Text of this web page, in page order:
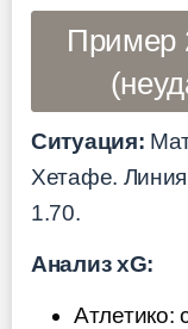
Пример
Ситуация:
Хетафе.
1.70.
Анализ xG:
Атлетико: